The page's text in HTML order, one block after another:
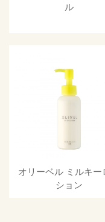
ル
オリーベル ミルキー
ション